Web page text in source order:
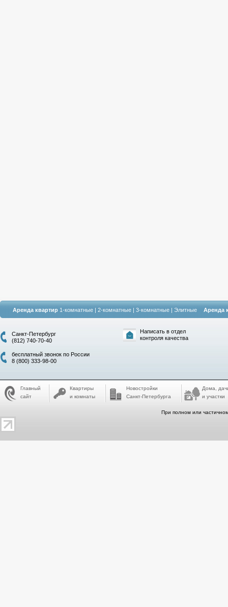
Аренда квартир 1-комнатные | 2-комнатные | 3-комнатные | Элитные Аренда
Санкт-Петербург
(812) 740-70-40
бесплатный звонок по России
8 (800) 333-98-00
Написать в отдел
контроля качества
Главный
сайт
Квартиры
и комнаты
Новостройки
Санкт-Петербурга
Дома,
и участки
При полном или